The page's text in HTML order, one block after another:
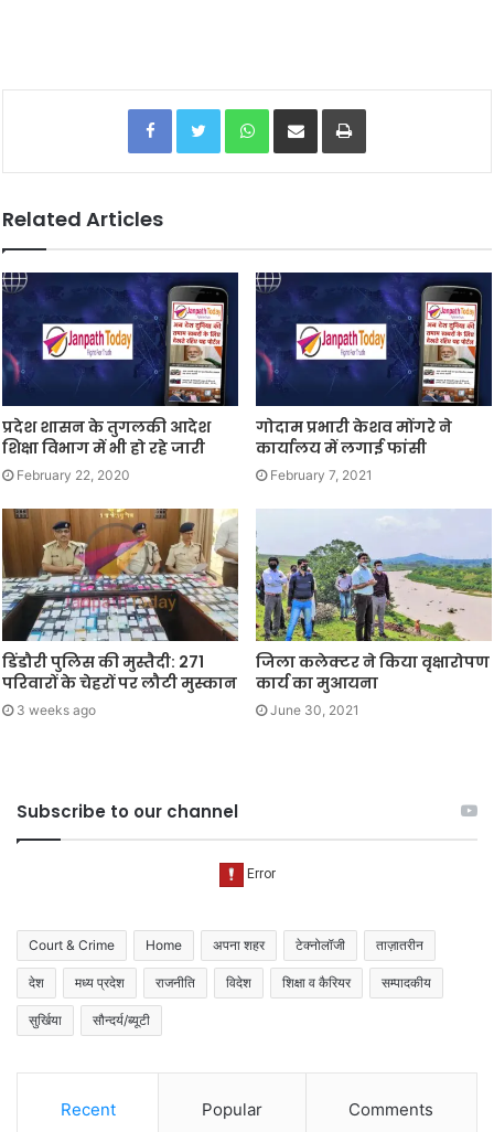
Facebook Twitter WhatsApp
Related Articles
प्रदेश शासन के तुगलकी आदेश
शिक्षा विभाग में भी हो रहे जारी
February 22, 2020
गोदाम प्रभारी केशव मोंगरे ने
कार्यालय में लगाई फांसी
February 7, 2021
डिंडौरी पुलिस की मुस्तैदी: 271
परिवारों के चेहरों पर लौटी मुस्कान
3 weeks ago
जिला कलेक्टर ने किया वृक्षारोपण
कार्य का मुआयना
June 30, 2021
Subscribe to our channel
Court & Crime Home अपना शहर टेक्नोलॉजी ताज़ातरीन
देश मध्य प्रदेश राजनीति विदेश शिक्षा व कैरियर सम्पादकीय
सुर्खिया सौन्दर्य/ब्यूटी
Recent Popular Comments